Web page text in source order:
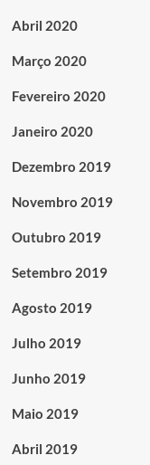
Abril 2020
Março 2020
Fevereiro 2020
Janeiro 2020
Dezembro 2019
Novembro 2019
Outubro 2019
Setembro 2019
Agosto 2019
Julho 2019
Junho 2019
Maio 2019
Abril 2019